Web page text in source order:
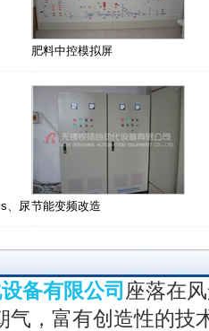
肥料中控模拟屏
、尿节能变频改造
备有限公司 座落在
气，富有创造性的技